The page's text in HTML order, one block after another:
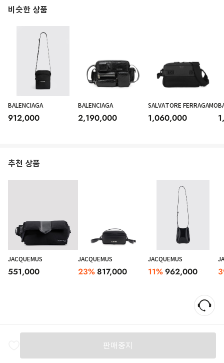
비슷한 상품
BALENCIAGA
912,000
BALENCIAGA
2,190,000
SALVATORE FERRAGAMO
1,060,000
추천 상품
JACQUEMUS
551,000
JACQUEMUS
23%817,000
JACQUEMUS
11%962,000
판매중지